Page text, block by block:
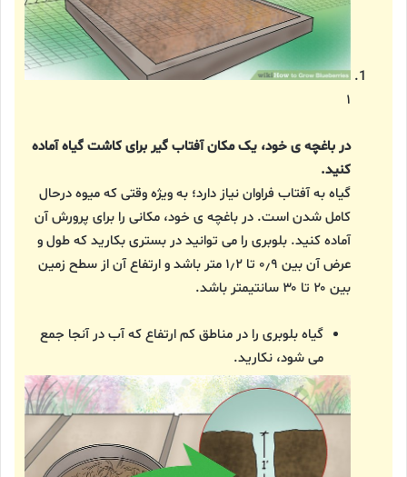
۱
در باغچه ی خود، یک مکان آفتاب گیر برای کاشت گیاه آماده
کنید.
گیاه به آفتاب فراوان نیاز دارد؛ به ویژه وقتی که میوه درحال
کامل شدن است. در باغچه ی خود، مکانی را برای پرورش آن
آماده کنید. بلوبری را می توانید در بستری بکارید که طول و
عرض آن بین ۰٫۹ تا ۱٫۲ متر باشد و ارتفاع آن از سطح زمین
بین ۲۰ تا ۳۰ سانتیمتر باشد.
گیاه بلوبری را در مناطق کم ارتفاع که آب در آنجا جمع
می شود، نکارید.